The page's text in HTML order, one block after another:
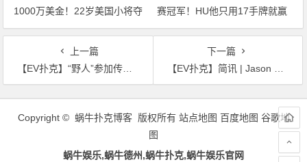
1000万美金！22岁美国小将夺
得2026年WSOP主赛冠军
赛冠军！HU他只用17手牌就赢
走1000万刀！
上一篇
【EV扑克】“野人”参加传奇豪客赛期间被抢！伦敦好危险！
下一篇
【EV扑克】简讯 | Jason Koon赢得第八个Triton冠军头衔
文
Copyright © 蜗牛扑克博客 版权所有 站点地图 百度地图 谷歌地
图
蜗牛娱乐,蜗牛德州,蜗牛扑克,蜗牛娱乐官网